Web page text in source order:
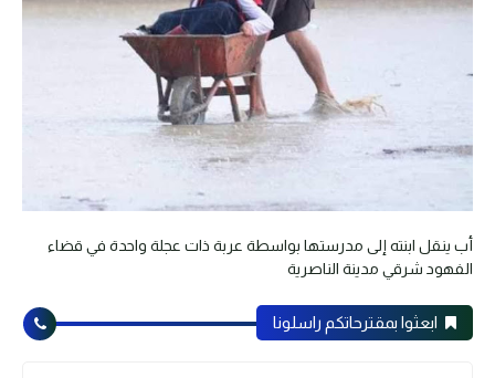
أب ينقل ابنته إلى مدرستها بواسطة عربة ذات عجلة واحدة في قضاء
الفهود شرقي مدينة الناصرية
ابعثوا بمقترحاتكم راسلونا